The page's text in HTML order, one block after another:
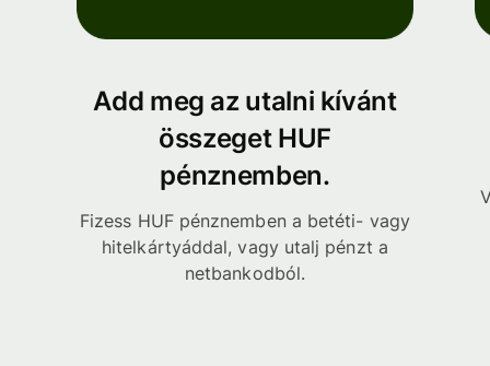
Add meg az utalni kívánt
összeget HUF
pénznemben.
Fizess HUF pénznemben a betéti- vagy
hitelkártyáddal, vagy utalj pénzt a
netbankodból.